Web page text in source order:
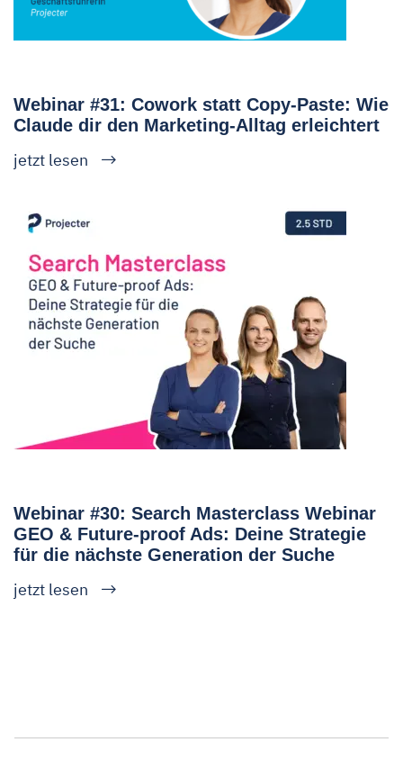
Webinar #31: Cowork statt Copy-Paste: Wie
Claude dir den Marketing-Alltag erleichtert
jetzt lesen
Webinar #30: Search Masterclass Webinar
GEO & Future-proof Ads: Deine Strategie
für die nächste Generation der Suche
jetzt lesen